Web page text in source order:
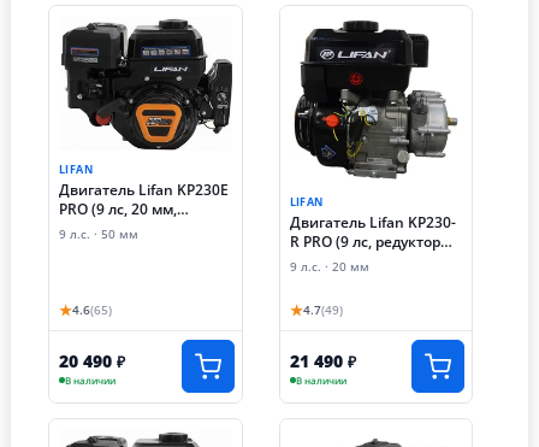
LIFAN
Двигатель Lifan KP230E
PRO (9 лс, 20 мм,
электростартер)
9 л.с. · 50 мм
★4.6(65)
20 490 ₽
В наличии
LIFAN
Двигатель Lifan KP230-
R PRO (9 лс, редуктор
автоматического
9 л.с. · 20 мм
★4.7(49)
21 490 ₽
В наличии